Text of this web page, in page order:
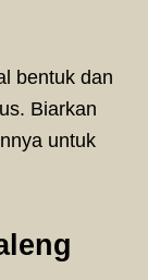
bentuk dan
Biarkan
untuk